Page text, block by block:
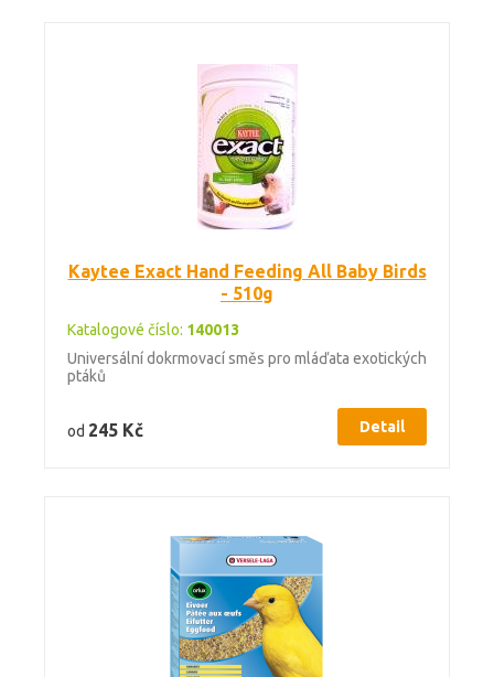
Kaytee Exact Hand Feeding All Baby Birds
- 510g
Katalogové číslo: 140013
Universální dokrmovací směs pro mláďata exotických
ptáků
od 245 Kč Detail